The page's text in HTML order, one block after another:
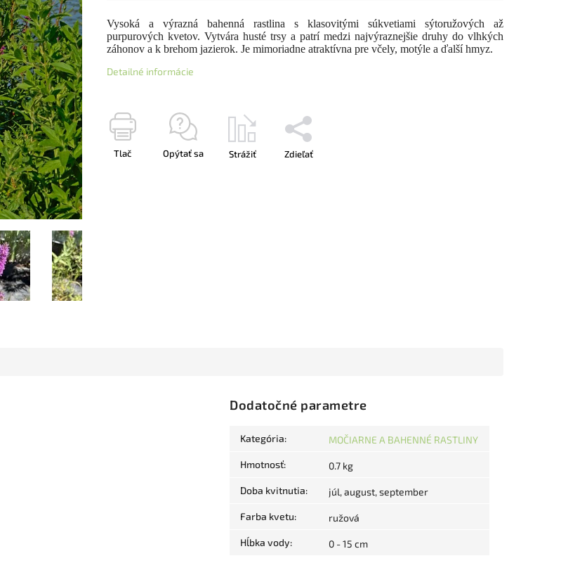
Vysoká a výrazná bahenná rastlina s klasovitými súkvetiami sýtoružových až
purpurových kvetov. Vytvára husté trsy a patrí medzi najvýraznejšie druhy do vlhkých
záhonov a k brehom jazierok. Je mimoriadne atraktívna pre včely, motýle a ďalší hmyz.
Detailné informácie
Tlač Opýtať sa Strážiť Zdieľať
Dodatočné parametre
Kategória: MOČIARNE A BAHENNÉ RASTLINY
Hmotnosť: 0.7 kg
Doba kvitnutia: júl, august, september
Farba kvetu: ružová
Hĺbka vody: 0 - 15 cm